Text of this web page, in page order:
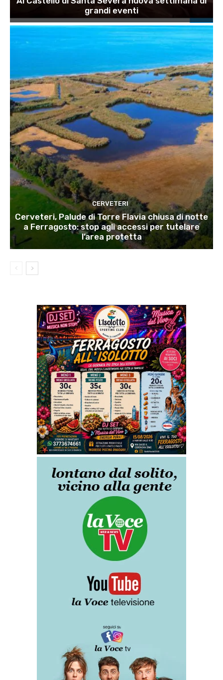
grandi eventi
CERVETERI
Cerveteri, Palude di Torre Flavia chiusa di notte
a Ferragosto: stop agli accessi per tutelare
l’area protetta